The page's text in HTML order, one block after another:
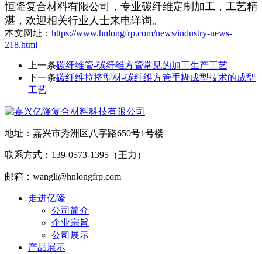
恒隆复合材料有限公司，专业碳纤维定制加工，工艺精
湛，欢迎相关行业人士来电详询。
本文网址： https://www.hnlongfrp.com/news/industry-news-
218.html
上一条碳纤维管-碳纤维方管常见的加工生产工艺
下一条碳纤维拉挤型材-碳纤维方管手糊成型技术的成型
工艺
地址：嘉兴市秀洲区八字路650号1号楼
联系方式：139-0573-1395（王力）
邮箱：wangli@hnlongfrp.com
走进亿隆
公司简介
企业宗旨
公司展示
产品展示